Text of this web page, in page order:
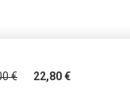
€ 22,80€